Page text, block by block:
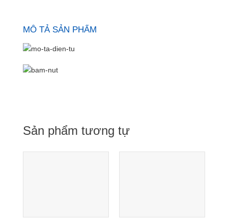
MÔ TẢ SẢN PHẨM
Sản phẩm tương tự